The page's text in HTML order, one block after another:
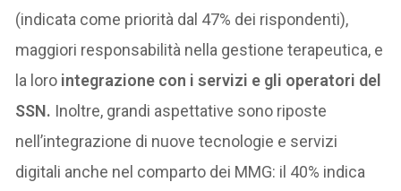
(indicata come priorità dal 47% dei rispondenti),
maggiori responsabilità nella gestione terapeutica, e
la loro integrazione con i servizi e gli operatori del
SSN. Inoltre, grandi aspettative sono riposte
nell’integrazione di nuove tecnologie e servizi
digitali anche nel comparto dei MMG: il 40% indica